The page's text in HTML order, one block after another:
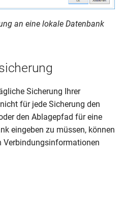
an eine lokale Datenbank
Sicherung Ihrer
für jede Sicherung den
den Ablagepfad für eine
eingeben zu müssen, können
Verbindungsinformationen